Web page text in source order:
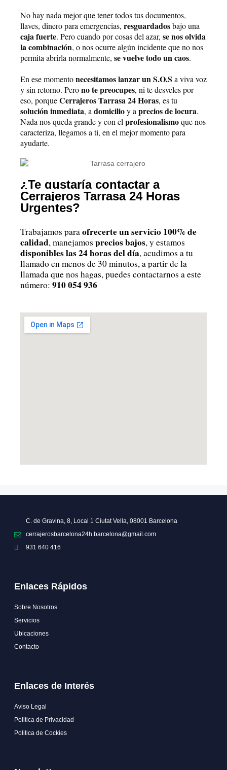
No hay nada mejor que tener todos tus documentos,
llaves, dinero para emergencias, resguardadosbajo una
caja fuerte. Pero cuando por cosas del azar, se nos olvida
la combinación, o nos ocurre algún incidente que no nos
permita abrirla normalmente, se vuelve todo un caos.
En ese momentonecesitamos lanzar un S.O.S a viva voz
y sin retorno. Perono te preocupes, ni te desveles por
eso, porqueCerrajeros Tarrasa 24 Horas, es tu
solución inmediata, a domicilioy a precios de locura.
Nada nos queda grande y con el profesionalismoque nos
caracteriza, llegamos a ti, en el mejor momento para
ayudarte.
¿Te gustaría contactar a
Cerrajeros Tarrasa 24 Horas
Urgentes?
Trabajamos para ofrecerte un servicio 100% de
calidad, manejamos precios bajos
disponibles las 24 horas del día, acudimos a tu
llamado en menos de 30 minutos, a partir de la
llamada que nos hagas, puedes contactarnos a este
número: 910 054 936
C. de Gravina, 8, Local 1 Ciutat Vella, 08001 Barcelona
cerrajerosbarcelona24h.barcelona@gmail.com
931 640 416
Enlaces Rápidos
Sobre Nosotros
Servicios
Ubicaciones
Contacto
Enlaces de Interés
Aviso Legal
Politica de Privacidad
Politica de Cockies